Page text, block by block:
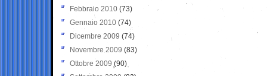
Febbraio 2010 (73)
Gennaio 2010 (74)
Dicembre 2009 (74)
Novembre 2009 (83)
Ottobre 2009 (90)